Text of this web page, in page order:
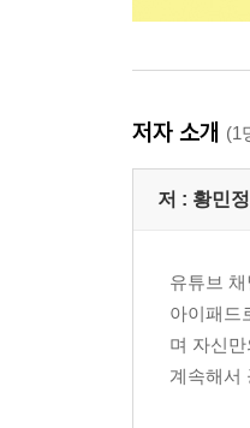
저자 소개 (1
저 : 황민정
유튜브
아이패드
며 자신
계속해서